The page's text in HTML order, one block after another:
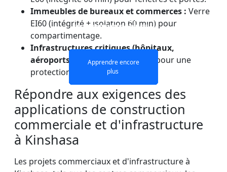
VERRE COUPE-FEU
MONOCOUCHE
Apprendre encore
plus
VERRE COUPE-FEU
DOUBLE COUCHE
Apprendre encore
plus
VITRAGES IGNIFUGES ET
PORTES
Apprendre encore
plus
PAROI DE SÉPARATION
EN VERRE COUPE-FEU
Apprendre encore
plus
Immeubles de bureaux et commerces : Verre
EI60 (intégrité + isolation 60 min) pour
compartimentage.
Infrastructures critiques (hôpitaux,
aéroports) :
VerreEI60ou EI120 pour une
protection renforcée.
Répondre aux exigences des
applications de construction
commerciale et d'infrastructure
à Kinshasa
Les projets commerciaux et d'infrastructure à